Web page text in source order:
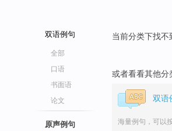
双语例句
全部
口语
书面语
论文
原声例句
当前分类下找不
或者看看其他分
双语
海量例句，可以